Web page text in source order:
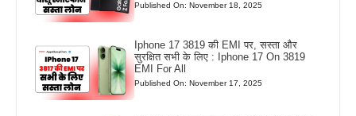
Published On: November 18, 2025
Iphone 17 3819 की EMI पर, सस्ता और
सुरक्षित सभी के लिए : Iphone 17 On 3819
EMI For All
Published On: November 17, 2025